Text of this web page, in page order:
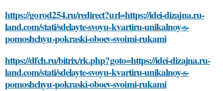
https://gorod254.ru/redirect?url=https://idei-dizajna.ru-
land.com/stati/sdelayte-svoyu-kvartiru-unikalnoy-s-
pomoshchyu-pokraski-oboev-svoimi-rukami
https://dfch.ru/bitrix/rk.php?goto=https://idei-dizajna.ru-
land.com/stati/sdelayte-svoyu-kvartiru-unikalnoy-s-
pomoshchyu-pokraski-oboev-svoimi-rukami